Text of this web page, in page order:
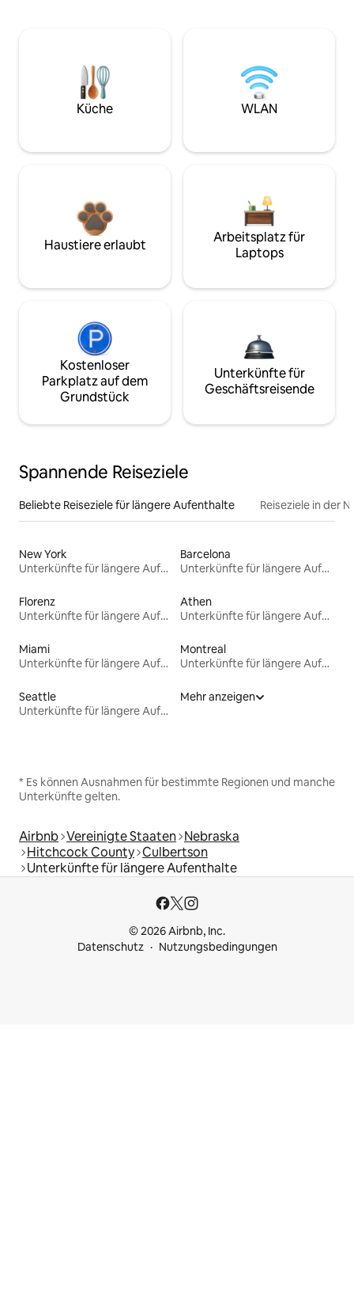
Küche WLAN
Haustiere erlaubt
Arbeitsplatz für
Laptops
Kostenloser
Parkplatz auf dem
Grundstück
Unterkünfte für
Geschäftsreisende
Spannende Reiseziele
Beliebte Reiseziele für längere Aufenthalte Reiseziele in der
New York
Unterkünfte für längere Aufenthalte
Barcelona
Unterkünfte für längere Aufenthalte
Florenz
Unterkünfte für längere Aufenthalte
Athen
Unterkünfte für längere Aufenthalte
Miami
Unterkünfte für längere Aufenthalte
Montreal
Unterkünfte für längere Aufenthalte
Seattle
Unterkünfte für längere Aufenthalte
Mehr anzeigen
* Es können Ausnahmen für bestimmte Regionen und manche
Unterkünfte gelten.
Airbnb Vereinigte Staaten Nebraska
Hitchcock County Culbertson
Unterkünfte für längere Aufenthalte
© 2026 Airbnb, Inc.
Datenschutz
Nutzungsbedingungen